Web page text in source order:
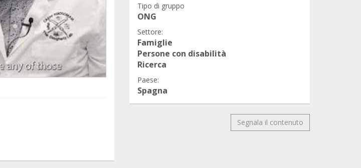
Tipo di gruppo
ONG
Settore:
Famiglie
Persone con disabilità
Ricerca
Paese:
Spagna
Segnala il contenuto